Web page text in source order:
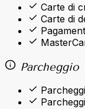
Carte di
Carte di
Parcheggio